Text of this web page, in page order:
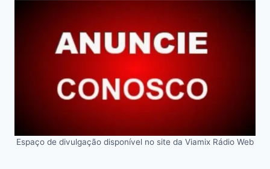
Espaço de divulgação disponível no site da Viamix Rádio Web